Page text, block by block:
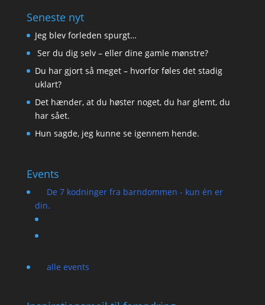
Seneste nyt
Jeg blev forleden spurgt…
Ser du dig selv – eller dine gamle mønstre?
Du har gjort så meget – hvorfor føles det stadig
uklart?
Det hænder, at du høster noget, du har glemt, du
har sået.
Hun sagde, jeg kunne se igennem hende.
Events
De 7 kodninger fra barndommen - kun én er
din.
alle events